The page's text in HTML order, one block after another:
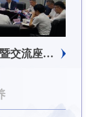
东北大学附属总医院揭牌仪式暨交流座谈会举行